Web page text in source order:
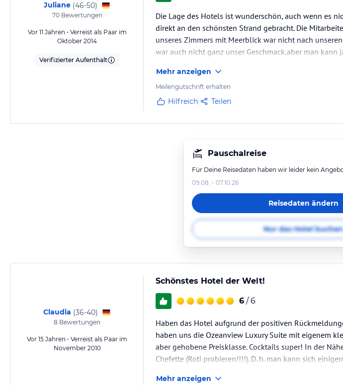
Juliane (46-50)
70Bewertungen
Vor 11 Jahren • Verreist als Paar im
Oktober 2014
Verifizierter Aufenthalt
Die Lage des Hotels ist wunderschön, auch wenn es
direkt an den schönsten Strand gebracht. Die
unseres Zimmers mit Meerblick war nicht nach
war auch nicht ganz unser Geschmack,aber man
Wir kommen gerne wieder!
Mehr anzeigen
Meilengutschrift erhalten
Hilfreich Teilen
Pauschalreise
Für Deine Reisedaten haben wir leider kein
09.08. - 07.10.26
Reisedaten ändern
Nur das Hotel buchen
Claudia (36-40)
8 Bewertungen
Vor 15 Jahren • Verreist als Paar im
November 2010
Schönstes Hotel der Welt!
6 / 6
Haben das Hotel aufgrund der positiven
haben uns die Ozeanview Luxury Suite mit eigenem
aber gehobene Preisklasse. Cocktails super! In der
Chefette (Roti probieren!!!!). D. h. man kann sich
Mehr anzeigen